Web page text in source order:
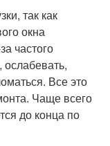
так как
окна
частого
Все это
Чаще всего
до конца по